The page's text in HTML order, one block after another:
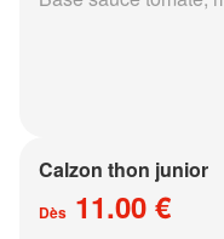
Calzon thon junior
Dès 11.00 €